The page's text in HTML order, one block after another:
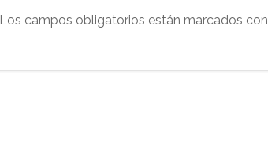
Los campos obligatorios están marcados con